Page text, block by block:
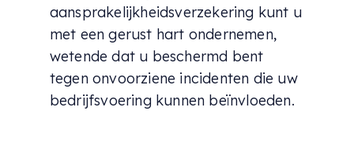
aansprakelijkheidsverzekering kunt u
met een gerust hart ondernemen,
wetende dat u beschermd bent
tegen onvoorziene incidenten die uw
bedrijfsvoering kunnen beïnvloeden.